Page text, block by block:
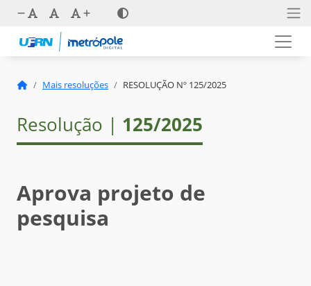
Mais resoluções RESOLUÇÃO Nº 125/2025
Resolução | 125/2025
Aprova projeto de
pesquisa